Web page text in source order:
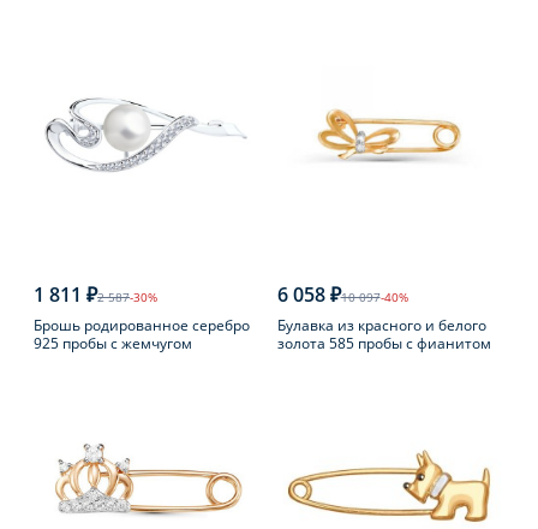
1 811 ₽2 587-30%
Брошь родированное серебро
925 пробы с жемчугом
6 058 ₽10 097-40%
Булавка из красного и белого
золота 585 пробы с фианитом